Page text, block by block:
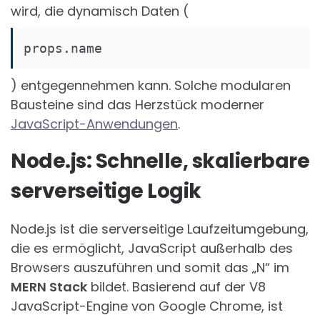
wird, die dynamisch Daten (
props.name
) entgegennehmen kann. Solche modularen
Bausteine sind das Herzstück moderner
JavaScript-Anwendungen.
Node.js: Schnelle, skalierbare
serverseitige Logik
Node.js ist die serverseitige Laufzeitumgebung,
die es ermöglicht, JavaScript außerhalb des
Browsers auszuführen und somit das „N“ im
MERN Stack bildet. Basierend auf der V8
JavaScript-Engine von Google Chrome, ist